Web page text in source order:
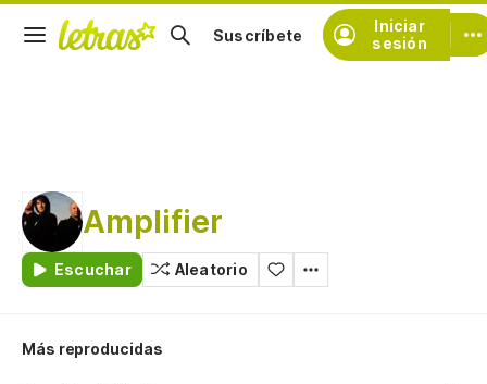
Iniciar
sesión
Suscríbete
Amplifier
Escuchar Aleatorio
Más reproducidas